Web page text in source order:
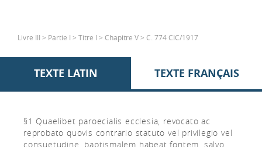
Livre III > Partie I > Titre I > Chapitre V > C. 774 CIC/1917
TEXTE LATIN TEXTE FRANÇAIS
§1 Quaelibet paroecialis ecclesia, revocato ac
reprobato quovis contrario statuto vel privilegio vel
consuetudine, baptismalem habeat fontem, salvo